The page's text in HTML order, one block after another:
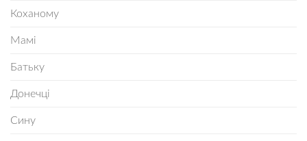
Коханому
Мамі
Батьку
Донечці
Сину